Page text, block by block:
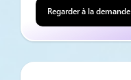
Regarder à la demande